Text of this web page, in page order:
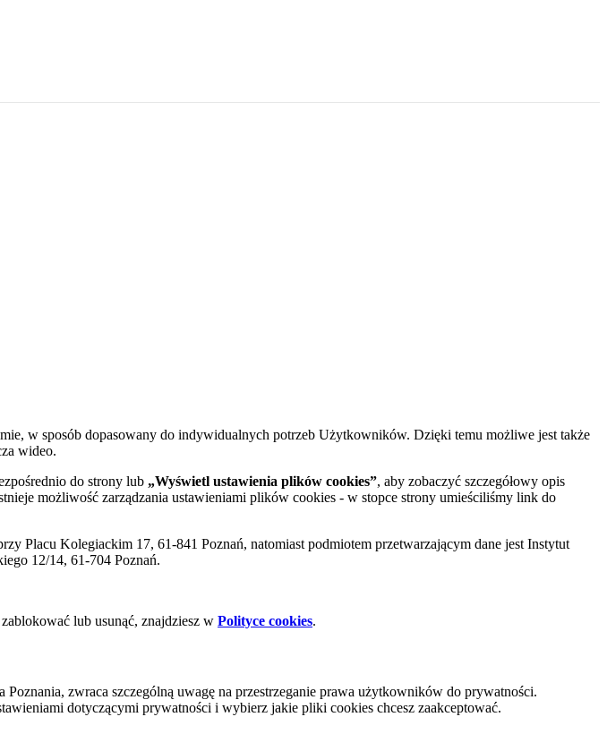
w sposób dopasowany do indywidualnych potrzeb Użytkowników. Dzięki temu możliwe jest także
wideo.
do strony lub „Wyświetl ustawienia plików cookies”, aby zobaczyć szczegółowy opis
możliwość zarządzania ustawieniami plików cookies - w stopce strony umieściliśmy link do
Placu Kolegiackim 17, 61-841 Poznań, natomiast podmiotem przetwarzającym dane jest Instytut
12/14, 61-704 Poznań.
lub usunąć, znajdziesz w Polityce cookies.
zwraca szczególną uwagę na przestrzeganie prawa użytkowników do prywatności.
dotyczącymi prywatności i wybierz jakie pliki cookies chcesz zaakceptować.